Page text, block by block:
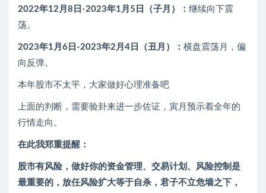
2022年12月8日-2023年1月5日（子月）： 继续向下震
荡。
2023年1月6日-2023年2月4日（丑月）： 横盘震荡月，偏
向反弹。
本年股市不太平，大家做好心理准备吧
上面的判断，需要验卦来进一步佐证，寅月预示着全年的
行情走向。
在此我郑重提醒：
股市有风险，做好你的资金管理、交易计划、风险控制是
最重要的，放任风险扩大等于自杀，君子不立危墙之下，